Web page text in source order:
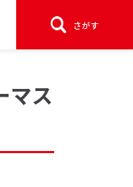
さがす
マス